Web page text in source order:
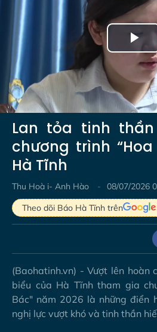
Lan tỏa tinh
chương trình
Hà Tĩnh
Thu Hoà i- Anh Hào
08/07/2026
Theo dõi Báo Hà Tĩnh trên
(Baohatinh.vn) - Vượt lên hoàn
biểu của Hà Tĩnh tham gia
Bác" năm 2026 là những điển
nghị lực vượt khó và tinh thần